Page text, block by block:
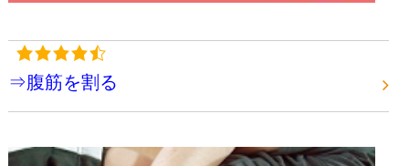
⇒腹筋を割る